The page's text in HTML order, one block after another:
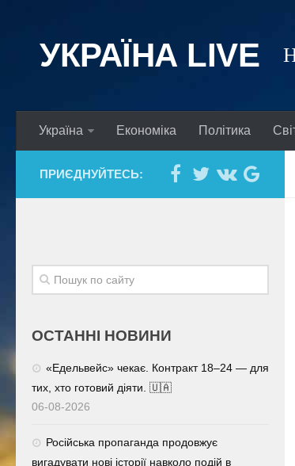
УКРАЇНА LIVE
Україна Економіка Політика
ПРИЄДНУЙТЕСЬ:
ОСТАННІ НОВИНИ
«Едельвейс» чекає. Контракт 18–24 — для
тих, хто готовий діяти. 🇺🇦
06-08-2026
Російська пропаганда продовжує
вигадувати нові історії навколо подій в